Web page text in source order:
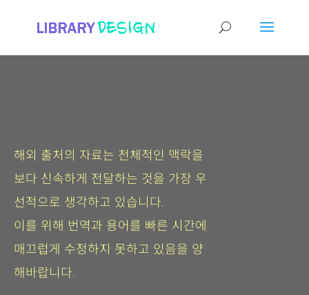
해외 출처의 자료는 전체적인 맥락을
보다 신속하게 전달하는 것을 가장 우
선적으로 생각하고 있습니다.
이를 위해 번역과 용어를 빠른 시간에
매끄럽게 수정하지 못하고 있음을 양
해바랍니다.